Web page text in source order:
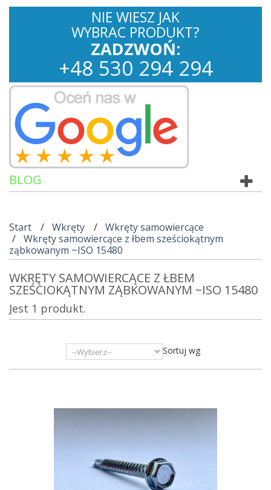
NIE WIESZ JAK
WYBRAC PRODUKT?
ZADZWOŃ:
+48 530 294 294
BLOG
Start Wkręty
Wkręty samowiercące
Wkręty samowiercące z łbem sześciokątnym
ząbkowanym ~ISO 15480
WKRĘTY SAMOWIERCĄCE Z ŁBEM
SZEŚCIOKĄTNYM ZĄBKOWANYM ~ISO 15480
Jest 1 produkt.
Sortuj wg